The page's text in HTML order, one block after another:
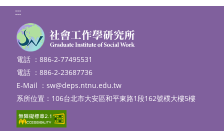
:::
電話 ：886-2-77495531
電話 ：886-2-23687736
E-Mail ： sw@deps.ntnu.edu.tw
系所位置：106台北市大安區和平東路1段162號樸大樓5樓